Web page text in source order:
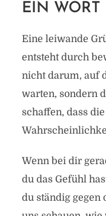
EIN WORT
Eine leiwande
entsteht durch
nicht darum, auf
warten, sondern
schaffen, dass
Wenn bei dir
du das Gefühl
du ständig gegen